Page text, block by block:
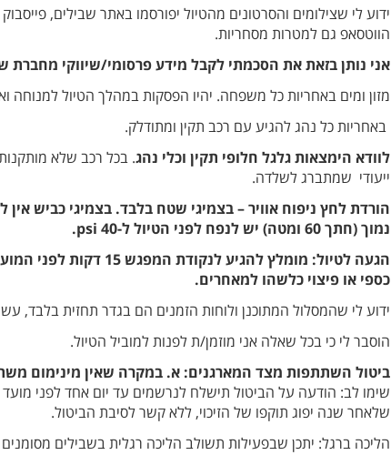
ידוע לי שצילומים והסרטונים מהטיול יפורסמו באתר שבילים,
הווטסאפ גם למטרות מסחריות.
אני נותן בזאת את הסכמתי לקבל מידע פרסומי/שיווקי
מזון ומים באחריות כל משפחה. יהיו הפסקות במהלך הטיול למנוחה
באחריות כל נהג להגיע עם רכב תקין ומתודלק.
לוודא הימצאות גלגל חלופי תקין וכלי נהג. בכל רכב שלא מותקנות
ייעודי שמתברג לשלדה.
הורדת לחץ ניפוח אוויר – בצמיגי שטח בלבד. בצמיגי כביש
נמוך (חתך 60 ומטה) יש לנפח לפני הטיול ל-40 psi.
הגעה לטיול: מומלץ
כספי או פיצוי כלשהו למאחרים.
ידוע לי שהמסלול המתוכנן ולוחות הזמנים הם בגדר תחזית בלבד,
הוסבר לי כי בכל שאלה אני מוזמן/ת לפנות למוביל הטיול.
ביטול השתתפות מצד המארגנים: א. במקרה שאין מינימום משתתפים (6
שימו לב: הודעה על הביטול תישלח לנרשמים עד יום אחד לפני
שלאחר שנה יפוג תוקפו של הזיכוי, ללא קשר לסיבת הביטול.
הליכה ברגל: יתכן שבפעילות תשולב הליכה רגלית בשבילים מסומנים